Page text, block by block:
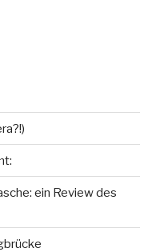
ein Review des